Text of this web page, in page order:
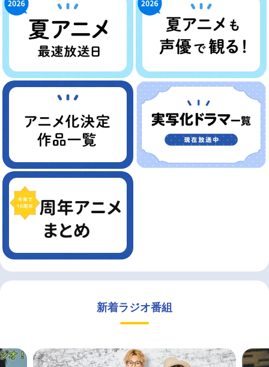
新着ラジオ番組